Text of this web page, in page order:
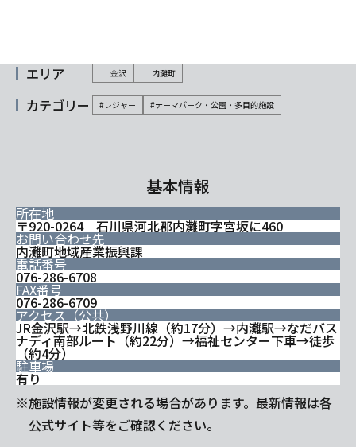
エリア 金沢 内灘町
カテゴリー #レジャー #テーマパーク・公園・多目的施設
基本情報
所在地
〒920-0264 石川県河北郡内灘町字宮坂に460
お問い合わせ先
内灘町地域産業振興課
電話番号
076-286-6708
FAX番号
076-286-6709
アクセス（公共）
JR金沢駅→北鉄浅野川線（約17分）→内灘駅→なだバス
ナディ南部ルート（約22分）→福祉センター下車→徒歩
（約4分）
駐車場
有り
※施設情報が変更される場合があります。最新情報は各
公式サイト等をご確認ください。